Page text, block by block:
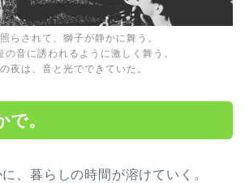
らされて、獅子が静かに舞う。
の音に誘われるように激しく舞う。
夜は、音と光でできていた。
。
、暮らしの時間が溶けていく。